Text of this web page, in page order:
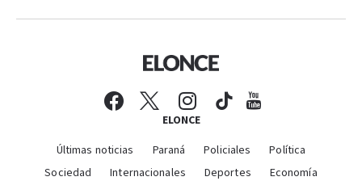
ELONCE
Últimas noticias Paraná Policiales
Política
Sociedad
Internacionales Deportes Economía